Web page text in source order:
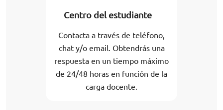
Centro del estudiante
Contacta a través de teléfono,
chat y/o email. Obtendrás una
respuesta en un tiempo máximo
de 24/48 horas en función de la
carga docente.